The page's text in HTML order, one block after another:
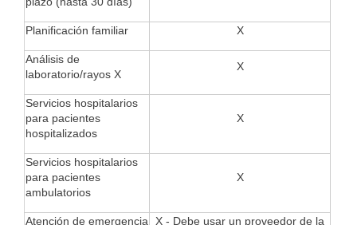
Planificación familiar X
Análisis de
laboratorio/rayos X
X
Servicios hospitalarios
para pacientes
hospitalizados
X
Servicios hospitalarios
para pacientes
ambulatorios
X
Atención de emergencia
X - Debe usar un proveedor de la